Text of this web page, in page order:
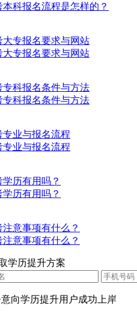
科报名流程是怎样的？
大专报名要求与网站
大专报名要求与网站
专科报名条件与方法
专科报名条件与方法
专业与报名流程
专业与报名流程
学历有用吗？
学历有用吗？
注意事项有什么？
注意事项有什么？
学历提升方案
意向学历提升用户成功上岸